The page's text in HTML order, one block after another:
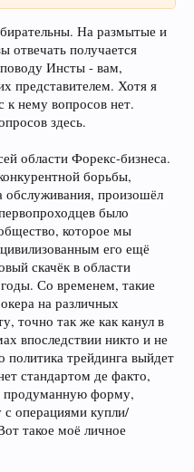
На размытые и
отвечать получается
Инсты - вам,
представителем. Хотя я
нему вопросов нет.
здесь.
области Форекс-бизнеса.
борьбы,
обслуживания, произошёл
было
которое мы
его ещё
скачёк в области
Со временем, такие
на различных
точно так же как канул в
впоследствии никто и не
политика трейдинга выйдет
стандартом де факто,
продуманную форму,
операциями купли/
такое моё личное